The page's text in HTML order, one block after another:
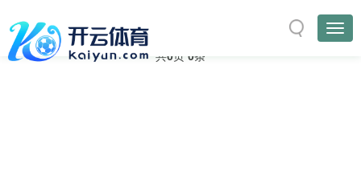
首页
TAG标签
共0页 0条